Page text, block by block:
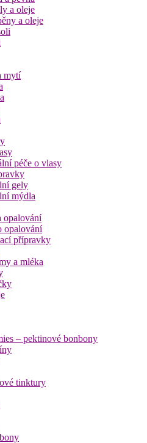
a oleje
a oleje
mytí
péče o vlasy
gely
mýdla
opalování
opalování
přípravky
a mléka
– pektinové bonbony
tinktury